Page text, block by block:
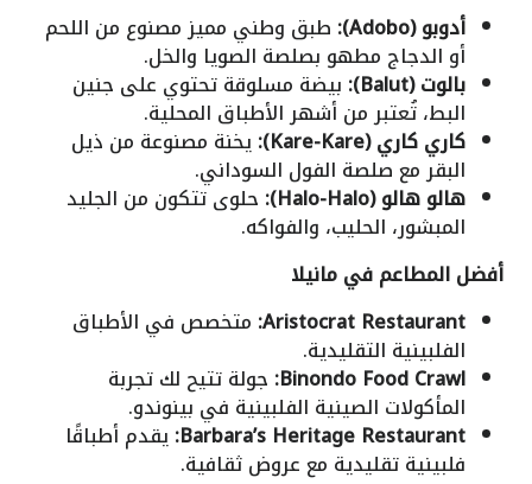
أدوبو (Adobo):
طبق وطني مميز مصنوع من اللحم
أو الدجاج مطهو بصلصة الصويا والخل.
بالوت (Balut): بيضة مسلوقة تحتوي على جنين
البط، تُعتبر من أشهر الأطباق المحلية.
كاري كاري (Kare-Kare): يخنة مصنوعة من ذيل
البقر مع صلصة الفول السوداني.
هالو هالو (Halo-Halo): حلوى تتكون من الجليد
المبشور، الحليب، والفواكه.
أفضل المطاعم في مانيلا
Aristocrat Restaurant: متخصص في الأطباق
الفلبينية التقليدية.
Binondo Food Crawl: جولة تتيح لك تجربة
المأكولات الصينية الفلبينية في بينوندو.
Barbara’s Heritage Restaurant: يقدم أطباقًا
فلبينية تقليدية مع عروض ثقافية.